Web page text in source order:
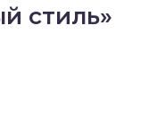
стиль»